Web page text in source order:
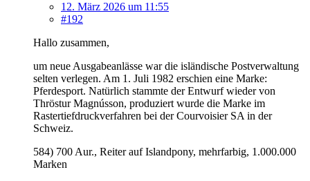
12. März 2026 um 11:55
#192
Hallo zusammen,
um neue Ausgabeanlässe war die isländische Postverwaltung
selten verlegen. Am 1. Juli 1982 erschien eine Marke:
Pferdesport. Natürlich stammte der Entwurf wieder von
Thröstur Magnússon, produziert wurde die Marke im
Rastertiefdruckverfahren bei der Courvoisier SA in der
Schweiz.
584) 700 Aur., Reiter auf Islandpony, mehrfarbig, 1.000.000
Marken